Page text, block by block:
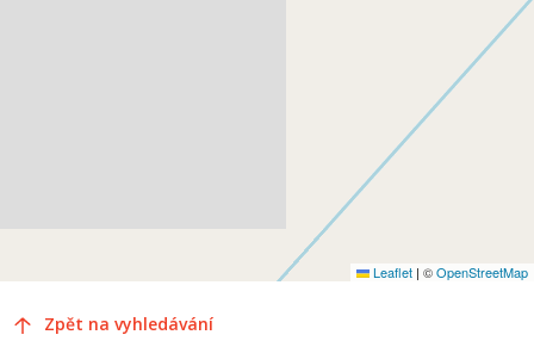
Leaflet | ©OpenStreetMap
Zpět na vyhledávání